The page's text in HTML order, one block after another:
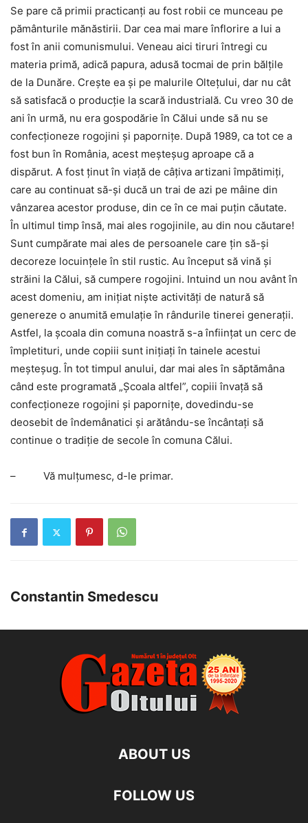
Se pare că primii practicanţi au fost robii ce munceau pe
pământurile mănăstirii. Dar cea mai mare înflorire a lui a
fost în anii comunismului. Veneau aici tiruri întregi cu
materia primă, adică papura, adusă tocmai de prin bălţile
de la Dunăre. Creşte ea şi pe malurile Olteţului, dar nu cât
să satisfacă o producţie la scară industrială. Cu vreo 30 de
ani în urmă, nu era gospodărie în Călui unde să nu se
confecţioneze rogojini şi paporniţe. După 1989, ca tot ce a
fost bun în România, acest meşteşug aproape că a
dispărut. A fost ţinut în viaţă de câţiva artizani împătimiţi,
care au continuat să-şi ducă un trai de azi pe mâine din
vânzarea acestor produse, din ce în ce mai puţin căutate.
În ultimul timp însă, mai ales rogojinile, au din nou căutare!
Sunt cumpărate mai ales de persoanele care ţin să-şi
decoreze locuinţele în stil rustic. Au început să vină şi
străini la Călui, să cumpere rogojini. Intuind un nou avânt în
acest domeniu, am iniţiat nişte activităţi de natură să
genereze o anumită emulaţie în rândurile tinerei generaţii.
Astfel, la şcoala din comuna noastră s-a înfiinţat un cerc de
împletituri, unde copiii sunt iniţiaţi în tainele acestui
meşteşug. În tot timpul anului, dar mai ales în săptămâna
când este programată „Şcoala altfel”, copiii învaţă să
confecţioneze rogojini şi paporniţe, dovedindu-se
deosebit de îndemânatici şi arătându-se încântaţi să
continue o tradiţie de secole în comuna Călui.
– Vă mulţumesc, d-le primar.
Constantin Smedescu
ABOUT US
FOLLOW US